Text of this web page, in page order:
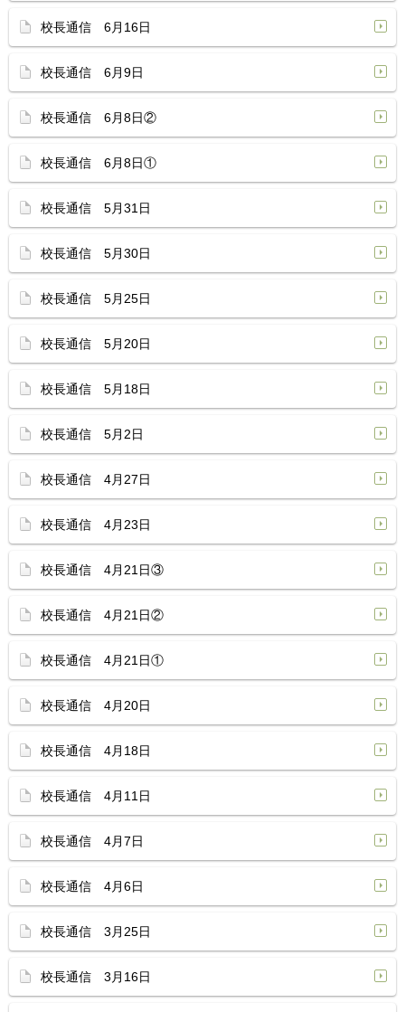
校長通信 6月16日
校長通信 6月9日
校長通信 6月8日②
校長通信 6月8日①
校長通信 5月31日
校長通信 5月30日
校長通信 5月25日
校長通信 5月20日
校長通信 5月18日
校長通信 5月2日
校長通信 4月27日
校長通信 4月23日
校長通信 4月21日③
校長通信 4月21日②
校長通信 4月21日①
校長通信 4月20日
校長通信 4月18日
校長通信 4月11日
校長通信 4月7日
校長通信 4月6日
校長通信 3月25日
校長通信 3月16日